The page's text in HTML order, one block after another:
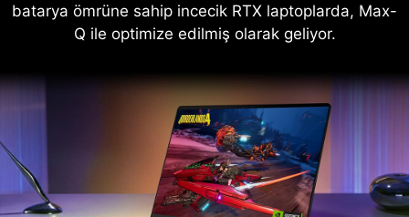
batarya ömrüne sahip incecik RTX laptoplarda, Max-
Q ile optimize edilmiş olarak geliyor.